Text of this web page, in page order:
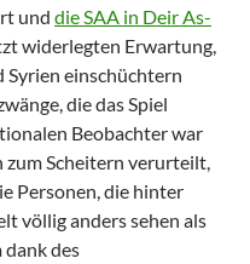
und die SAA in Deir As-
widerlegten Erwartung,
Syrien einschüchtern
die das Spiel
Beobachter war
zum Scheitern verurteilt,
Personen, die hinter
völlig anders sehen als
dank des